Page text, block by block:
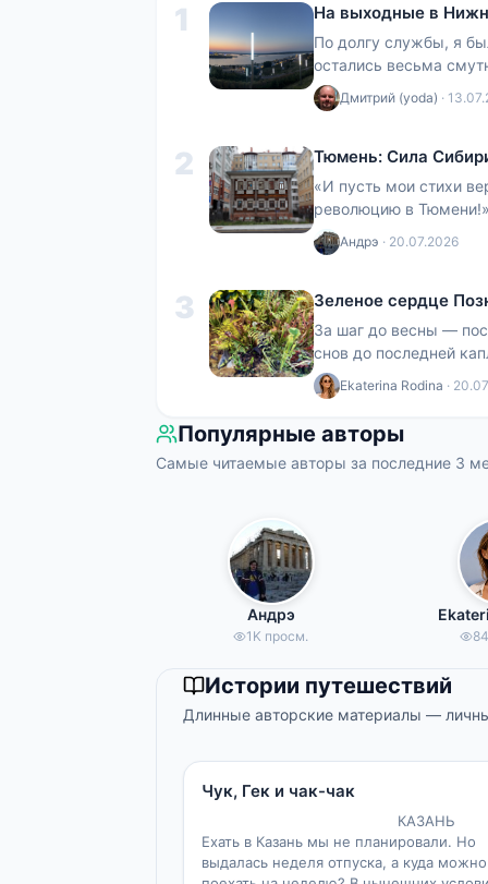
1 На выходные в
По долгу службы, я
остались весьма
целый день, за это
Дмитрий (yoda) ·
2 Тюмень: Сила
«И пусть мои стихи
революцию в
Тюмень, и «Тюмень —
Андрэ · 20.07.2026
3 Зеленое сердце
За шаг до весны —
снов до последней
зеленое убежище
Ekaterina Rodina ·
Популярные авторы
Самые читаемые авторы за последние 3
Андрэ
1K просм.
Истории путешествий
Длинные авторские материалы —
Чук, Гек и чак-чак
КАЗАНЬ
Ехать в Казань мы не планировали. Но
выдалась неделя отпуска, а куда можно